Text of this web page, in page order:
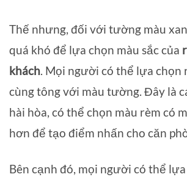
Thế nhưng, đối với tường màu
quá khó để lựa chọn màu sắc của
khách. Mọi người có thể lựa chọn
cùng tông với màu tường. Đây là
hài hòa, có thể chọn màu rèm có
hơn để tạo điểm nhấn cho căn
Bên cạnh đó, mọi người có thể